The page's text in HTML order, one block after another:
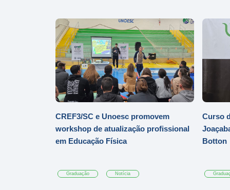
CREF3/SC e Unoesc promovem
workshop de atualização profissional
em Educação Física
Graduação Notícia
Curso
Botton